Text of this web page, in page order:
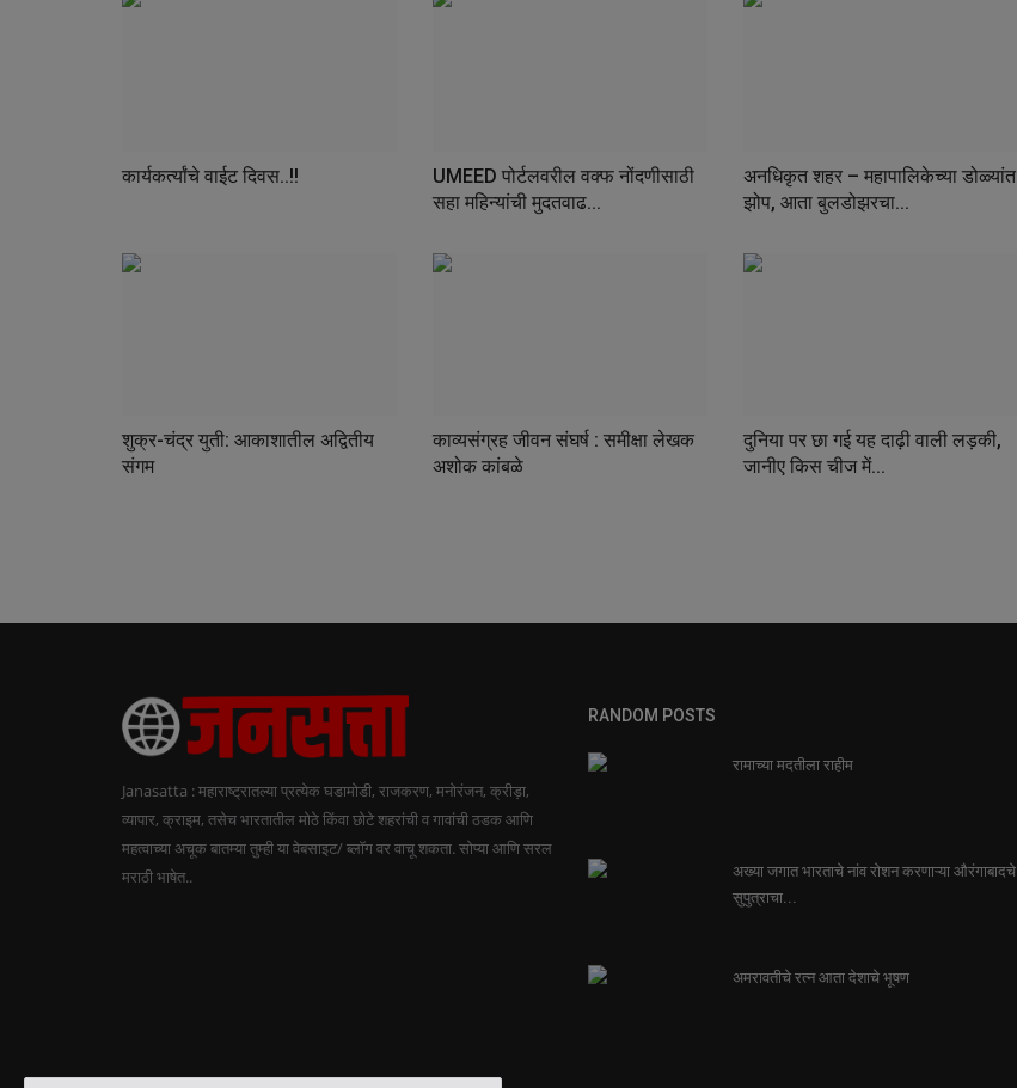
कार्यकर्त्यांचे वाईट दिवस..!!
UMEED पोर्टलवरील वक्फ नोंदणीसाठी
सहा महिन्यांची मुदतवाढ...
अनधिकृत शहर – महापालिकेच्या डोळ्यांत
झोप, आता बुलडोझरचा...
शुक्र-चंद्र युती: आकाशातील अद्वितीय
संगम
काव्यसंग्रह जीवन संघर्ष : समीक्षा लेखक
अशोक कांबळे
दुनिया पर छा गई यह दाढ़ी वाली लड़की,
जानीए किस चीज में...
Janasatta : महाराष्ट्रातल्या प्रत्येक घडामोडी, राजकरण, मनोरंजन, क्रीड़ा,
व्यापार, क्राइम, तसेच भारतातील मोठे किंवा छोटे शहरांची व गावांची ठडक आणि
महत्वाच्या अचूक बातम्या तुम्ही या वेबसाइट/ ब्लॉग वर वाचू शकता. सोप्या आणि सरल
मराठी भाषेत..
RANDOM POSTS
रामाच्या मदतीला राहीम
अख्या जगात भारताचे नांव रोशन करणाऱ्या औरंगाबादचे
सुपुत्राचा...
अमरावतीचे रत्न आता देशाचे भूषण